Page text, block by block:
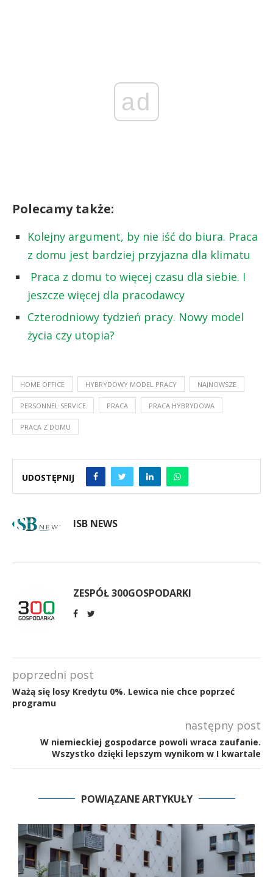
ad
Polecamy także:
Kolejny argument, by nie iść do biura. Praca
z domu jest bardziej przyjazna dla klimatu
Praca z domu to więcej czasu dla siebie. I
jeszcze więcej dla pracodawcy
Czterodniowy tydzień pracy. Nowy model
życia czy utopia?
HOME OFFICE HYBRYDOWY MODEL PRACY NAJNOWSZE
PERSONNEL SERVICE PRACA PRACA HYBRYDOWA
PRACA Z DOMU
UDOSTĘPNIJ
ISB NEWS
ZESPÓŁ 300GOSPODARKI
poprzedni post
Ważą się losy Kredytu 0%. Lewica nie chce poprzeć
programu
następny post
W niemieckiej gospodarce powoli wraca zaufanie.
Wszystko dzięki lepszym wynikom w I kwartale
POWIĄZANE ARTYKUŁY